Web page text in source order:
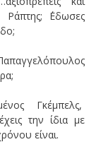
΄Εδωσες
Γκέμπελς,
την ίδια με
είναι.